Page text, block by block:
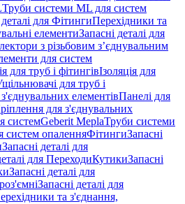
Труби системи ML для систем
для ФітингиПерехідники та
елементиЗапасні деталі для
з різьбовим з’єднувальним
для систем
для труб і фітингівІзоляція для
для труб і
елементівПанелі для
для з'єднувальних
системGeberit MeplaТруби системи
систем опаленняФітингиЗапасні
Запасні деталі для
для ПереходиКутикиЗапасні
Запасні деталі для
Запасні деталі для
та з'єднання,